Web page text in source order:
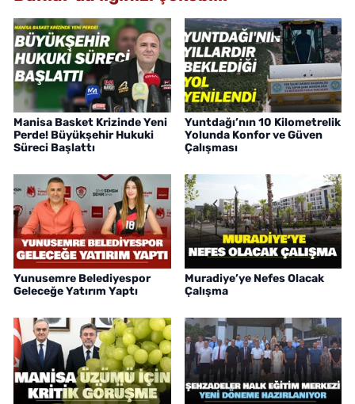
Manisa Basket Krizinde Yeni
Perde! Büyükşehir Hukuki
Süreci Başlattı
Yuntdağı’nın 10 Kilometrelik
Yolunda Konfor ve Güven
Çalışması
Yunusemre Belediyespor
Geleceğe Yatırım Yaptı
Muradiye’ye Nefes Olacak
Çalışma